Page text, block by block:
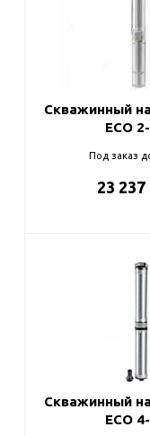
Скважинный
ECO
Под заказ
23 237
Скважинный
ECO